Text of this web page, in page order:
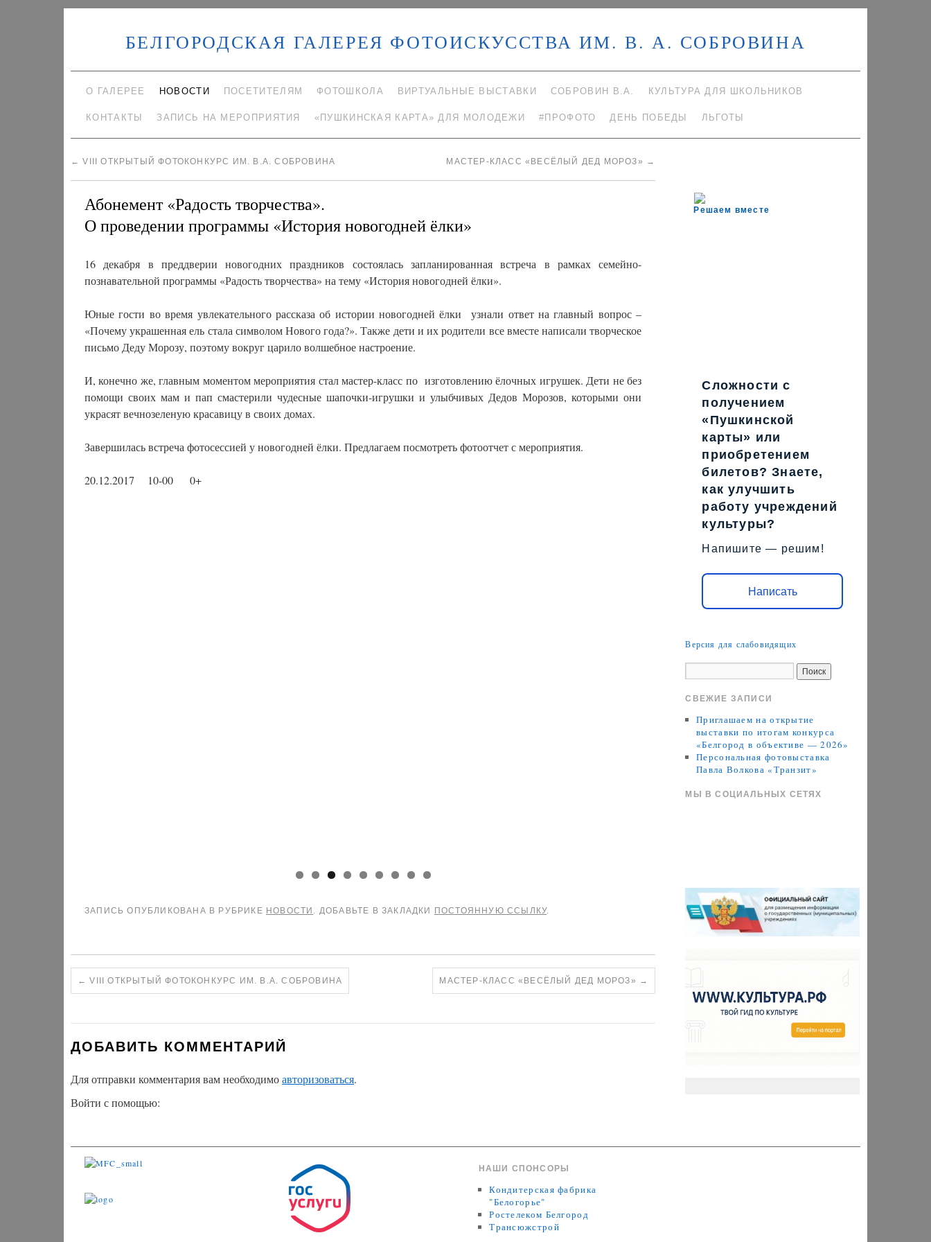
БЕЛГОРОДСКАЯ ГАЛЕРЕЯ ФОТОИСКУССТВА ИМ. В. А. СОБРОВИНА
О ГАЛЕРЕЕ НОВОСТИ ПОСЕТИТЕЛЯМ ФОТОШКОЛА ВИРТУАЛЬНЫЕ ВЫСТАВКИ СОБРОВИН В.А. КУЛЬТУРА ДЛЯ ШКОЛЬНИКОВ
КОНТАКТЫ ЗАПИСЬ НА МЕРОПРИЯТИЯ «ПУШКИНСКАЯ КАРТА» ДЛЯ МОЛОДЕЖИ #ПРОФОТО ДЕНЬ ПОБЕДЫ ЛЬГОТЫ
← VIII ОТКРЫТЫЙ ФОТОКОНКУРС ИМ. В.А. СОБРОВИНА МАСТЕР-КЛАСС «ВЕСЁЛЫЙ ДЕД МОРОЗ» →
Абонемент «Радость творчества».
О проведении программы «История новогодней ёлки»
16 декабря в преддверии новогодних праздников состоялась запланированная встреча в рамках семейно-
познавательной программы «Радость творчества» на тему «История новогодней ёлки».
Юные гости во время увлекательного рассказа об истории новогодней ёлки узнали ответ на главный вопрос –
«Почему украшенная ель стала символом Нового года?». Также дети и их родители все вместе написали творческое
письмо Деду Морозу, поэтому вокруг царило волшебное настроение.
И, конечно же, главным моментом мероприятия стал мастер-класс по изготовлению ёлочных игрушек. Дети не без
помощи своих мам и пап смастерили чудесные шапочки-игрушки и улыбчивых Дедов Морозов, которыми они
украсят вечнозеленую красавицу в своих домах.
Завершилась встреча фотосессией у новогодней ёлки. Предлагаем посмотреть фотоотчет с мероприятия.
20.12.2017 10-00 0+
ЗАПИСЬ ОПУБЛИКОВАНА В РУБРИКЕ НОВОСТИ . ДОБАВЬТЕ В ЗАКЛАДКИ ПОСТОЯННУЮ ССЫЛКУ.
← VIII ОТКРЫТЫЙ ФОТОКОНКУРС ИМ. В.А. СОБРОВИНА МАСТЕР-КЛАСС «ВЕСЁЛЫЙ ДЕД МОРОЗ» →
ДОБАВИТЬ КОММЕНТАРИЙ
Для отправки комментария вам необходимоавторизоваться.
Войти с помощью:
Решаем вместе
Сложности с
получением
«Пушкинской
карты» или
приобретением
билетов? Знаете,
как улучшить
работу учреждений
культуры?
Напишите — решим!
Написать
Версия для слабовидящих
СВЕЖИЕ ЗАПИСИ
Приглашаем на открытие
выставки по итогам конкурса
«Белгород в объективе — 2026»
Персональная фотовыставка
Павла Волкова «Транзит»
МЫ В СОЦИАЛЬНЫХ СЕТЯХ
НАШИ СПОНСОРЫ
Кондитерская фабрика
"Белогорье"
Ростелеком Белгород
Трансюжстрой